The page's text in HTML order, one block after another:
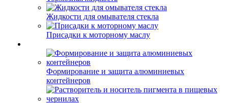
Жидкости для омывателя стекла
Присадки к моторному маслу
Формирование и защита алюминиевых
контейнеров